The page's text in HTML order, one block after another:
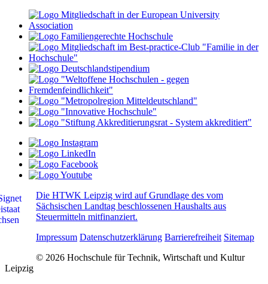
Die HTWK Leipzig wird auf Grundlage des vom
Sächsischen Landtag beschlossenen Haushalts aus
Steuermitteln mitfinanziert.
Impressum Datenschutzerklärung Barrierefreiheit Sitemap
© 2026 Hochschule für Technik, Wirtschaft und Kultur
Leipzig